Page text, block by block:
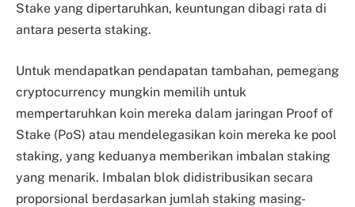
Stake yang dipertaruhkan, keuntungan dibagi rata di
antara peserta staking.
Untuk mendapatkan pendapatan tambahan, pemegang
cryptocurrency mungkin memilih untuk
mempertaruhkan koin mereka dalam jaringan Proof of
Stake (PoS) atau mendelegasikan koin mereka ke pool
staking, yang keduanya memberikan imbalan staking
yang menarik. Imbalan blok didistribusikan secara
proporsional berdasarkan jumlah staking masing-